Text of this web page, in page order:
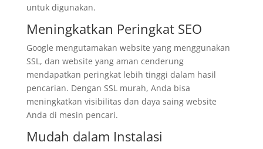
untuk digunakan.
Meningkatkan Peringkat SEO
Google mengutamakan website yang menggunakan
SSL, dan website yang aman cenderung
mendapatkan peringkat lebih tinggi dalam hasil
pencarian. Dengan SSL murah, Anda bisa
meningkatkan visibilitas dan daya saing website
Anda di mesin pencari.
Mudah dalam Instalasi